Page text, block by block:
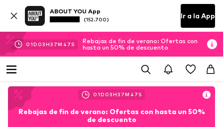
ABOUT YOU App
(152.700) Ir a la App
01D 03H37M 46 S
Rebajas de fin de verano: Ofertas con
hasta un 50% de descuento
01D 03H37M 46 S
Rebajas de fin de verano: Ofertas con hasta un 50%
de descuento